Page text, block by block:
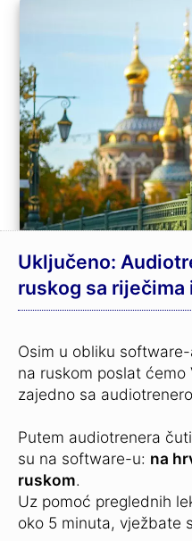
Uključeno:
ruskog sa riječima
Osim u obliku
na ruskom poslat ćemo
zajedno sa
Putem audiotrenera
su na software-u: na
ruskom.
Uz pomoć preglednih
oko 5 minuta, vježbate